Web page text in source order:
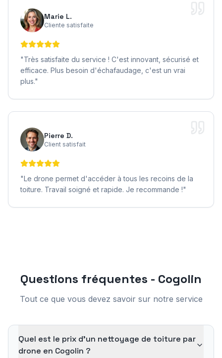
Marie L.
Cliente satisfaite
"Très satisfaite du service ! C'est innovant, sécurisé et
efficace. Plus besoin d'échafaudage, c'est un vrai
plus."
Pierre D.
Client satisfait
"Le drone permet d'accéder à tous les recoins de la
toiture. Travail soigné et rapide. Je recommande !"
Questions fréquentes - Cogolin
Tout ce que vous devez savoir sur notre service
Quel est le prix d'un nettoyage de toiture par
drone en Cogolin ?